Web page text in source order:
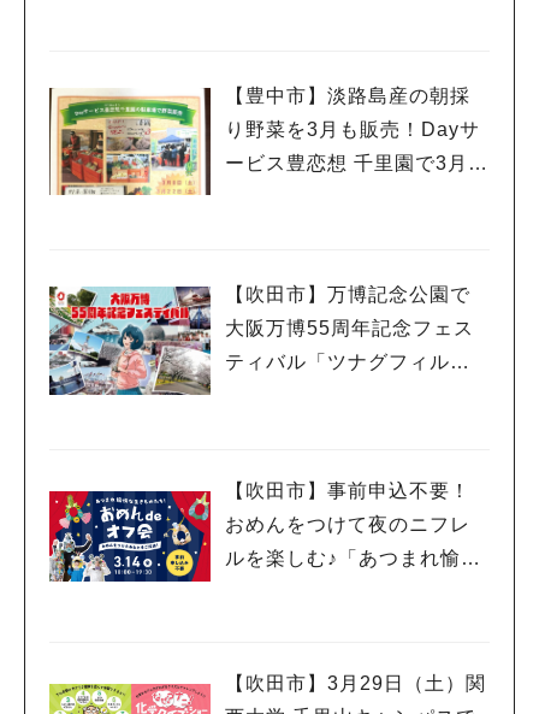
【豊中市】淡路島産の朝採
り野菜を3月も販売！Dayサ
ービス豊恋想 千里園で3月8
【吹田市】万博記念公園で
大阪万博55周年記念フェス
ティバル「ツナグフィルム1
【吹田市】事前申込不要！
おめんをつけて夜のニフレ
ルを楽しむ♪「あつまれ愉快
【吹田市】3月29日（土）関